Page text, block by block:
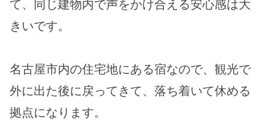
て、同じ建物内で声をかけ合える安心感は大
きいです。
名古屋市内の住宅地にある宿なので、観光で
外に出た後に戻ってきて、落ち着いて休める
拠点になります。